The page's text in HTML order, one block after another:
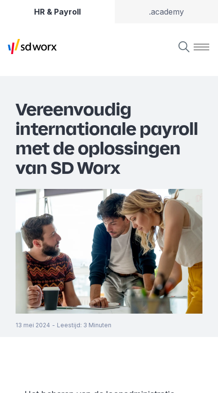
HR & Payroll .academy
Vereenvoudig
internationale payroll
met de oplossingen
van SD Worx
13 mei 2024 - Leestijd: 3 Minuten